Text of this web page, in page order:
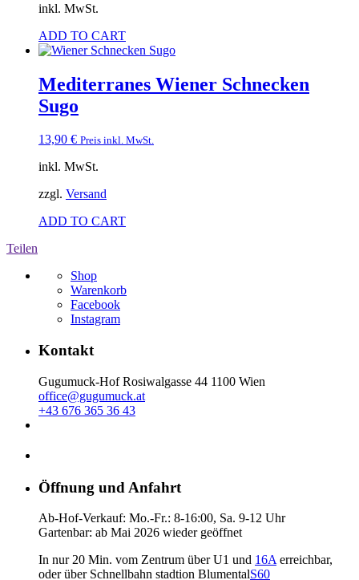
inkl. MwSt.
ADD TO CART
Mediterranes Wiener Schnecken
Sugo
13,90 € Preis inkl. MwSt.
inkl. MwSt.
zzgl. Versand
ADD TO CART
Teilen
Shop
Warenkorb
Facebook
Instagram
Kontakt
Gugumuck-Hof Rosiwalgasse 44 1100 Wien
office@gugumuck.at
+43 676 365 36 43
Öffnung und Anfahrt
Ab-Hof-Verkauf: Mo.-Fr.: 8-16:00, Sa. 9-12 Uhr
Gartenbar: ab Mai 2026 wieder geöffnet
In nur 20 Min. vom Zentrum über U1 und 16Aerreichbar,
oder über Schnellbahn stadtion BlumentalS60